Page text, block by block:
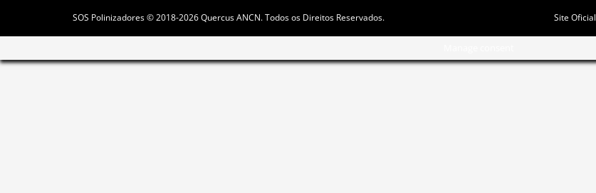
SOS Polinizadores © 2018-2026 Quercus ANCN. Todos os Direitos Reservados. Site Oficial